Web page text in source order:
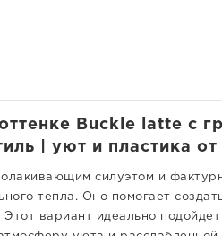
Buckle latte с
| уют и пластика
силуэтом и
тепла. Оно помогает
вариант идеально подойдет